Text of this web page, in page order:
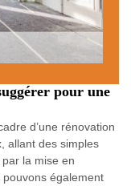
pour une
d’une rénovation
allant des simples
la mise en
également